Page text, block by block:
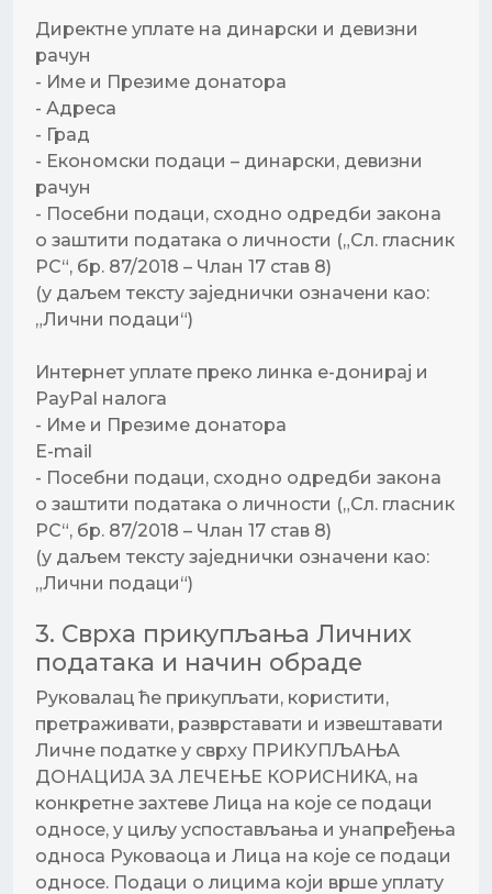
Директне уплате на динарски и девизни
рачун
- Име и Презиме донатора
- Адреса
- Град
- Економски подаци – динарски, девизни
рачун
- Посебни подаци, сходно одредби закона
о заштити података о личности („Сл. гласник
РС“, бр. 87/2018 – Члан 17 став 8)
(у даљем тексту заједнички означени као:
„Лични подаци“)
Интернет уплате преко линка е-донирај и
PayPal налога
- Име и Презиме донатора
E-mail
- Посебни подаци, сходно одредби закона
о заштити података о личности („Сл. гласник
РС“, бр. 87/2018 – Члан 17 став 8)
(у даљем тексту заједнички означени као:
„Лични подаци“)
3. Сврха прикупљања Личних
података и начин обраде
Руковалац ће прикупљати, користити,
претраживати, разврставати и извештавати
Личне податке у сврху ПРИКУПЉАЊА
ДОНАЦИЈА ЗА ЛЕЧЕЊЕ КОРИСНИКА, на
конкретне захтеве Лица на које се подаци
односе, у циљу успостављања и унапређења
односа Руковаоца и Лица на које се подаци
односе. Подаци о лицима који врше уплату